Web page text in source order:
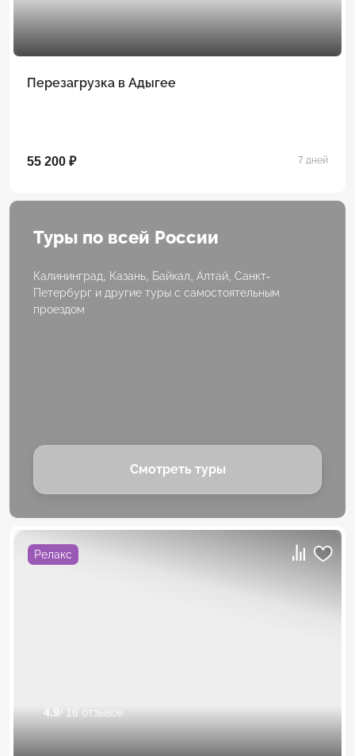
Перезагрузка в Адыгее
55 200 ₽ 7 дней
Туры по всей России
Калининград, Казань, Байкал, Алтай, Санкт-
Петербург и другие туры с самостоятельным
проездом
Смотреть туры
Релакс
4.9/ 16 отзывов